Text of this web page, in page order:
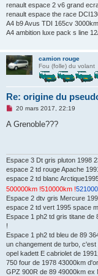
renault espace 2 v6 grand
renault espace the race
A4 b9 Avus TDI 165cv
A4 ambition luxe pack s line
camion rouge
Fou (folle) du volant
Re: origine du
M
s
n
n
l
u
20 mars 2017, 22:19
A Grenoble???
Espace 3 Dt gris pluton 1998
espace 2 td rouge Apache
espace 2 td blanc
500000km !510000km !
Espace 2 dtv gris Mercure
espace 2 td vert 1995 space
Espace 1 ph2 td gris titane de
!
Espace 1 ph2 td bleu de 89
un changement de turbo, c'est
opel kadett E cabriolet de
750 four de 1978 43000km
GPZ 900R de 89 49000km